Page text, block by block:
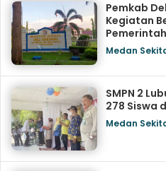
Pemkab
Kegiatan
Medan
SMPN 2
278 Siswa
Medan